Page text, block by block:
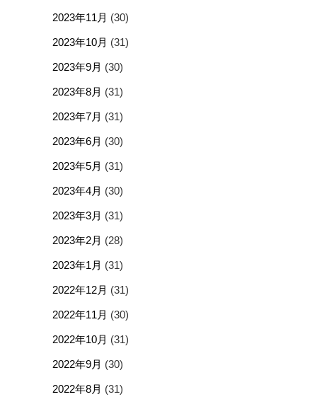
2023年11月 (30)
2023年10月 (31)
2023年9月 (30)
2023年8月 (31)
2023年7月 (31)
2023年6月 (30)
2023年5月 (31)
2023年4月 (30)
2023年3月 (31)
2023年2月 (28)
2023年1月 (31)
2022年12月 (31)
2022年11月 (30)
2022年10月 (31)
2022年9月 (30)
2022年8月 (31)